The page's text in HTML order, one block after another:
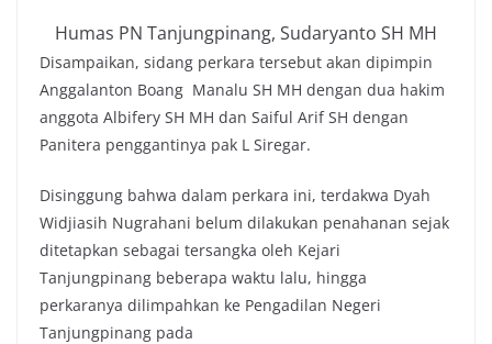
Humas PN Tanjungpinang, Sudaryanto SH MH
Disampaikan, sidang perkara tersebut akan dipimpin
Anggalanton Boang Manalu SH MH dengan dua hakim
anggota Albifery SH MH dan Saiful Arif SH dengan
Panitera penggantinya pak L Siregar.
Disinggung bahwa dalam perkara ini, terdakwa Dyah
Widjiasih Nugrahani belum dilakukan penahanan sejak
ditetapkan sebagai tersangka oleh Kejari
Tanjungpinang beberapa waktu lalu, hingga
perkaranya dilimpahkan ke Pengadilan Negeri
Tanjungpinang pada